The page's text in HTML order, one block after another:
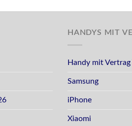
HANDYS MIT
Handy mit
Samsung
iPhone
Xiaomi